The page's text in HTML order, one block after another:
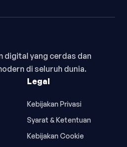
digital yang cerdas dan
di seluruh dunia.
Legal
Kebijakan Privasi
Syarat & Ketentuan
Kebijakan Cookie